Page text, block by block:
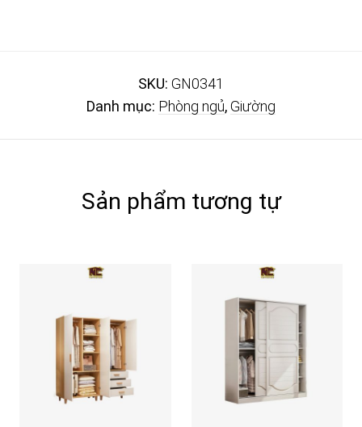
SKU: GN0341
Danh mục: Phòng ngủ,Giường
Sản phẩm tương tự